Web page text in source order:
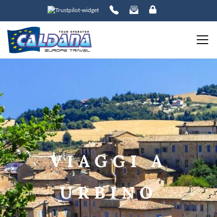
VIAGGI A
URBINO
PREZZO
da a
DESTINAZIONE
DATE